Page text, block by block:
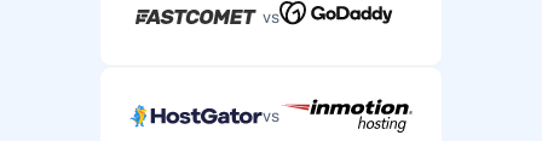
vs
vs